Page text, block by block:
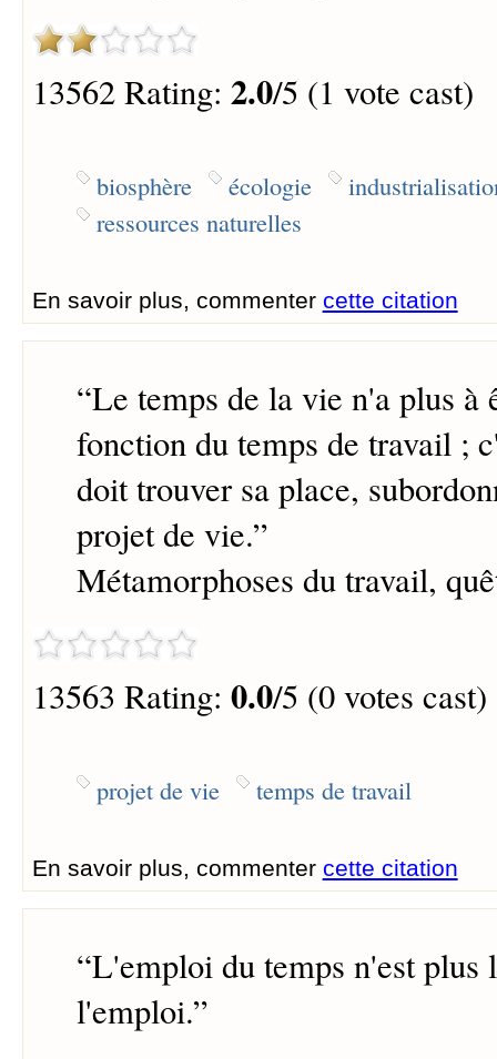
13562 Rating: 2.0/5 (1 vote cast)
biosphère écologie
ressources naturelles
En savoir plus, commenter cette citation
“Le temps de la vie n'a plus à
fonction du temps de travail ;
doit trouver sa place,
projet de vie.”
Métamorphoses du travail,
13563 Rating: 0.0/5 (0 votes cast)
projet de vie temps de travail
En savoir plus, commenter cette citation
“L'emploi du temps n'est plus
l'emploi.”